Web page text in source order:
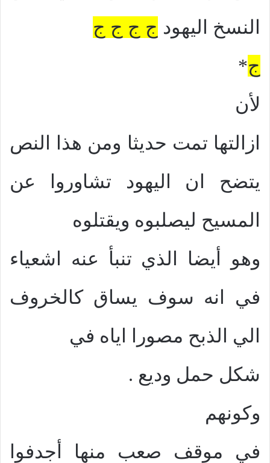
النسخ اليهود ج ج ج ج
ج*
لأن
ازالتها تمت حديثا ومن هذا النص
يتضح ان اليهود تشاوروا عن
المسيح ليصلبوه ويقتلوه
وهو أيضا الذي تنبأ عنه اشعياء
في انه سوف يساق كالخروف
الي الذبح مصورا اياه في
شكل حمل وديع .
وكونهم
في موقف صعب منها أجدفوا